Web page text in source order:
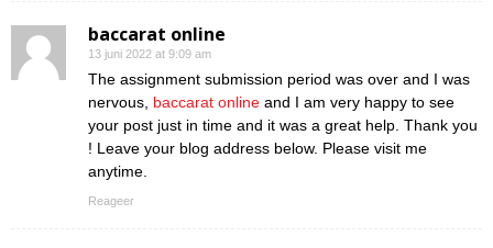
baccarat online
13 juni 2022 at 9:09 am
The assignment submission period was over and I was
nervous, baccarat online and I am very happy to see
your post just in time and it was a great help. Thank you
! Leave your blog address below. Please visit me
anytime.
Reageer